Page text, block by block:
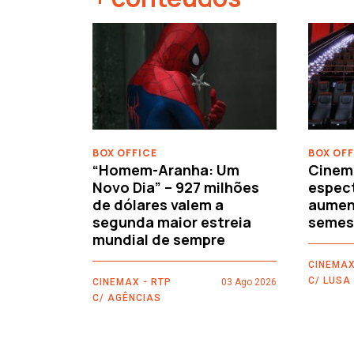
BOX OFFICE
“Homem-Aranha: Um
Novo Dia” – 927 milhões
de dólares valem a
segunda maior estreia
mundial de sempre
CINEMAX - RTP
C/ AGÊNCIAS
03 Ago 2026
BOX
C/ LUSA